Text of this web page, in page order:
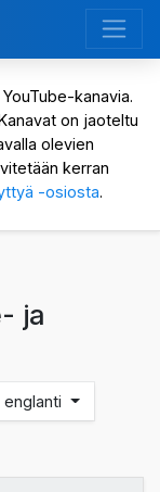
kanavia.
on jaoteltu
olevien
kerran
-osiosta.
ja
englanti